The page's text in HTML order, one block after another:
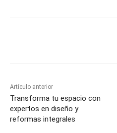
Artículo anterior
Transforma tu espacio con
expertos en diseño y
reformas integrales